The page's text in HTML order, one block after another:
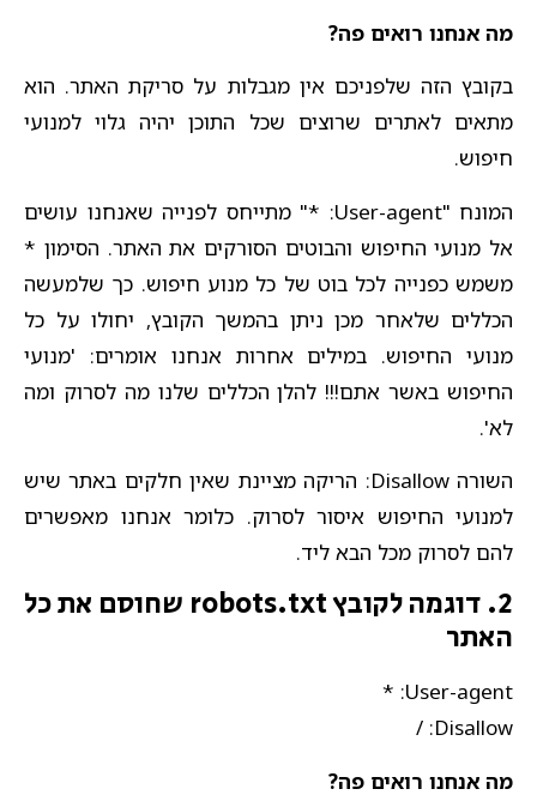
מה אנחנו רואים פה?
בקובץ הזה שלפניכם אין מגבלות על סריקת האתר. הוא
מתאים לאתרים שרוצים שכל התוכן יהיה גלוי למנועי
חיפוש.
המונח "User-agent: *" מתייחס לפנייה שאנחנו עושים
אל מנועי החיפוש והבוטים הסורקים את האתר. הסימון *
משמש כפנייה לכל בוט של כל מנוע חיפוש. כך שלמעשה
הכללים שלאחר מכן ניתן בהמשך הקובץ, יחולו על כל
מנועי החיפוש. במילים אחרות אנחנו אומרים: 'מנועי
החיפוש באשר אתם!!! להלן הכללים שלנו מה לסרוק ומה
לא'.
השורה Disallow: הריקה מציינת שאין חלקים באתר שיש
למנועי החיפוש איסור לסרוק. כלומר אנחנו מאפשרים
להם לסרוק מכל הבא ליד.
2. דוגמה לקובץ robots.txt שחוסם את כל
האתר
User-agent: *
Disallow: /
מה אנחנו רואים פה?